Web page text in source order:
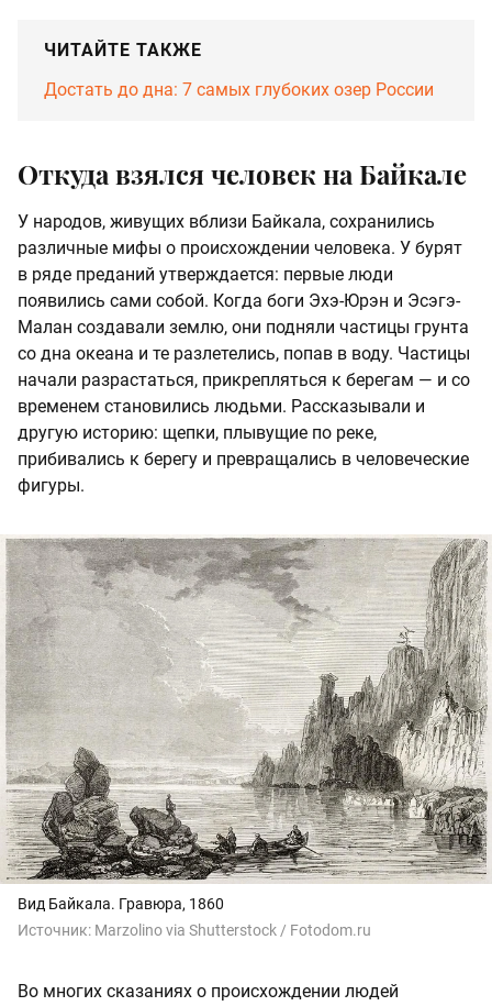
ЧИТАЙТЕ ТАКЖЕ
Достать до дна: 7 самых глубоких озер России
Откуда взялся человек на Байкале
У народов, живущих вблизи Байкала, сохранились
различные мифы о происхождении человека. У бурят
в ряде преданий утверждается: первые люди
появились сами собой. Когда боги Эхэ-Юрэн и Эсэгэ-
Малан создавали землю, они подняли частицы грунта
со дна океана и те разлетелись, попав в воду. Частицы
начали разрастаться, прикрепляться к берегам — и со
временем становились людьми. Рассказывали и
другую историю: щепки, плывущие по реке,
прибивались к берегу и превращались в человеческие
фигуры.
Вид Байкала. Гравюра, 1860
Источник: Marzolino via Shutterstock / Fotodom.ru
Во многих сказаниях о происхождении людей